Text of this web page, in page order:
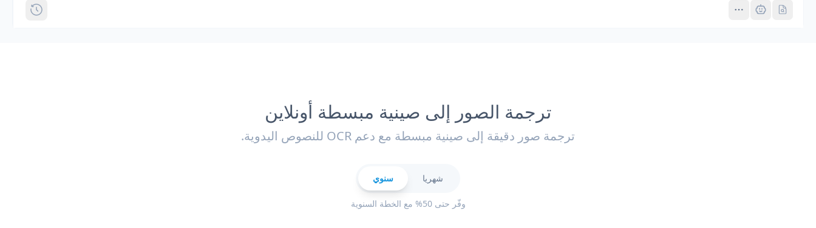
ترجمة الصور إلى صينية مبسطة أونلاين
ترجمة صور دقيقة إلى صينية مبسطة مع دعم OCR للنصوص اليدوية.
شهريا سنوي
وفّر حتى 50% مع الخطة السنوية